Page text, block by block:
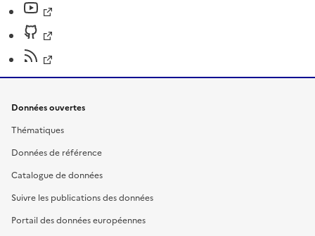
Données ouvertes
Thématiques
Données de référence
Catalogue de données
Suivre les publications des données
Portail des données européennes